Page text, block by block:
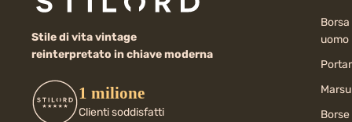
Stile di vita vintage
reinterpretato in chiave moderna
1 milione
Clienti soddisfatti
uomo